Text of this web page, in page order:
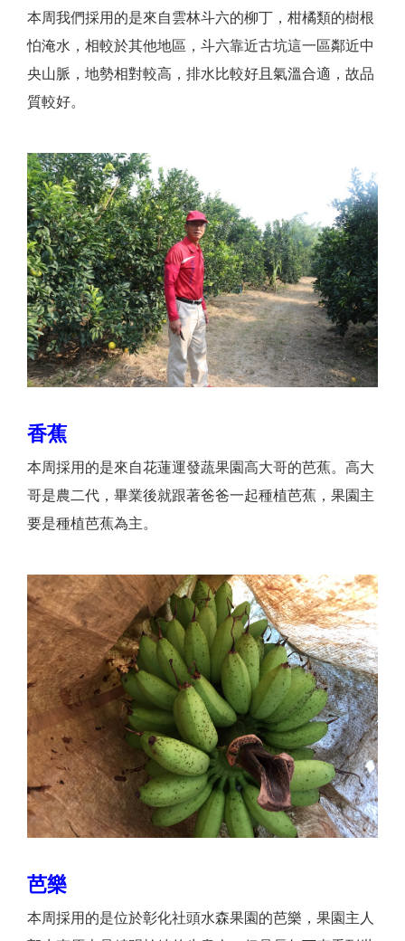
本周我們採用的是來自雲林斗六的柳丁，柑橘類的樹根
怕淹水， 相較於其他地區， 斗六靠近古坑這一區鄰近中
央山脈，地勢相對較高，排水比較好且氣溫合適，故品
質較好。
香蕉
本周採用的是來自花蓮運發蔬果園高大哥的芭蕉。高大
哥是農二代，畢業後就跟著爸爸一起種植芭蕉，果園主
要是種植芭蕉為主。
芭樂
本周採用的是位於彰化社頭水森果園的芭樂，果園主人